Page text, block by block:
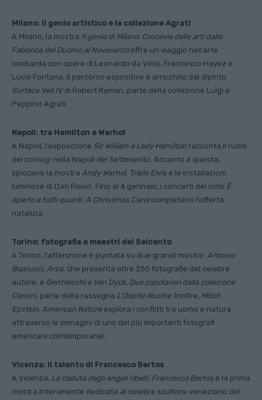
Milano: il genio artistico e la collezione Agrati
A Milano, la mostra Il genio di Milano. Crocevia delle arti dalla
Fabbrica del Duomo al Novecentooffre un viaggio nell’arte
lombarda con opere di Leonardo da Vinci, Francesco Hayez e
Lucio Fontana. Il percorso espositivo è arricchito dal dipinto
Surface Veil IVdi Robert Ryman, parte della collezione Luigi e
Peppino Agrati.
Napoli: tra Hamilton e Warhol
A Napoli, l’esposizione Sir William e Lady Hamilton racconta il ruolo
dei coniugi nella Napoli del Settecento. Accanto a questa,
spiccano la mostra Andy Warhol. Triple Elvis e le installazioni
luminose di Dan Flavin. Fino al 4 gennaio, i concerti del ciclo È
aperto a tutti quanti. A Christmas Carolcompletano l’offerta
natalizia.
Torino: fotografia e maestri del Seicento
A Torino, l’attenzione è puntata su due grandi mostre: Antonio
Biasiucci. Arca, che presenta oltre 250 fotografie del celebre
autore, e Gentileschi e Van Dyck. Due capolavori dalla collezione
Corsini, parte della rassegna L’Ospite illustre. Inoltre, Mitch
Epstein. American Natureesplora i conflitti tra uomo e natura
attraverso le immagini di uno dei più importanti fotografi
americani contemporanei.
Vicenza: il talento di Francesco Bertos
A Vicenza, La caduta degli angeli ribelli. Francesco Bertos è la prima
mostra interamente dedicata al celebre scultore veneziano del